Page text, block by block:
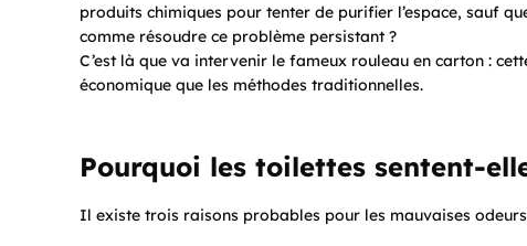
produits chimiques pour tenter de purifier l’espace, sauf
comme résoudre ce problème persistant ?
C’est là que va intervenir le fameux rouleau en carton :
économique que les méthodes traditionnelles.
Pourquoi les toilettes sentent-
Il existe trois raisons probables pour les mauvaises